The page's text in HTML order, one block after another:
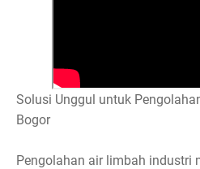
Solusi Unggul untuk
Bogor
Pengolahan air limbah industri